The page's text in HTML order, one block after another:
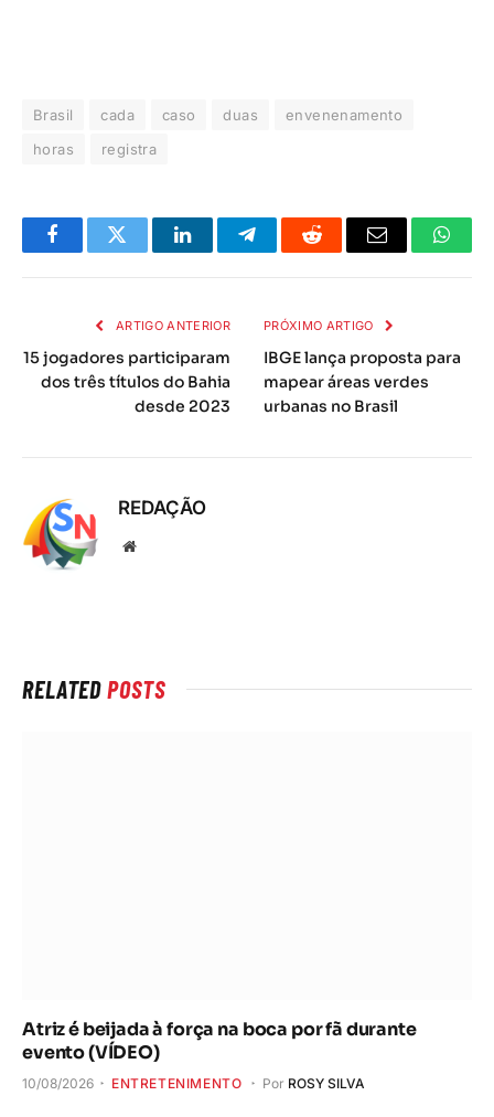
Brasil cada caso duas
envenenamento
horas
registra
FacebookTwitter LinkedInTelegramaReddit
E-
ARTIGO ANTERIOR
15 jogadores participaram
dos três títulos do Bahia
desde 2023
PRÓXIMO ARTIGO
IBGE lança proposta para
mapear áreas verdes
urbanas no Brasil
REDAÇÃO
Local
RELATEDPOSTS
Atriz é beijada à força na boca por fã durante
evento (VÍDEO)
10/08/2026 ENTRETENIMENTO Por ROSY SILVA